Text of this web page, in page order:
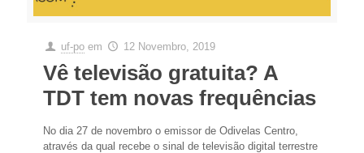
uf-po em 12 Novembro, 2019
Vê televisão gratuita? A
TDT tem novas frequências
No dia 27 de novembro o emissor de Odivelas Centro,
através da qual recebe o sinal de televisão digital terrestre